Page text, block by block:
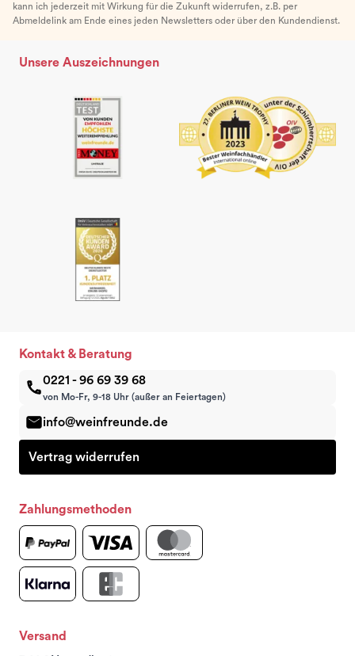
kann ich jederzeit mit Wirkung für die Zukunft widerrufen, z.B. per
Abmeldelink am Ende eines jeden Newsletters oder über den Kundendienst.
Unsere Auszeichnungen
Kontakt & Beratung
0221 - 96 69 39 68
von Mo-Fr, 9-18 Uhr (außer an Feiertagen)
info@weinfreunde.de
Vertrag widerrufen
Zahlungsmethoden
Versand